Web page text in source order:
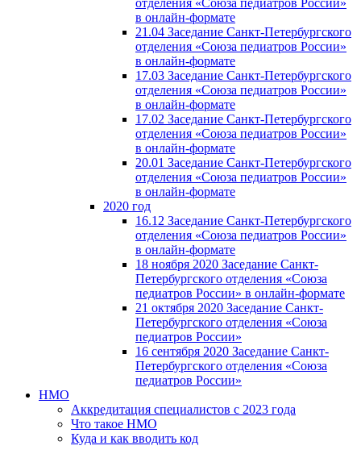
отделения «Союза педиатров России»
в онлайн-формате
21.04 Заседание Санкт-Петербургского
отделения «Союза педиатров России»
в онлайн-формате
17.03 Заседание Санкт-Петербургского
отделения «Союза педиатров России»
в онлайн-формате
17.02 Заседание Санкт-Петербургского
отделения «Союза педиатров России»
в онлайн-формате
20.01 Заседание Санкт-Петербургского
отделения «Союза педиатров России»
в онлайн-формате
2020 год
16.12 Заседание Санкт-Петербургского
отделения «Союза педиатров России»
в онлайн-формате
18 ноября 2020 Заседание Санкт-
Петербургского отделения «Союза
педиатров России» в онлайн-формате
21 октября 2020 Заседание Санкт-
Петербургского отделения «Союза
педиатров России»
16 сентября 2020 Заседание Санкт-
Петербургского отделения «Союза
педиатров России»
НМО
Аккредитация специалистов с 2023 года
Что такое НМО
Куда и как вводить код